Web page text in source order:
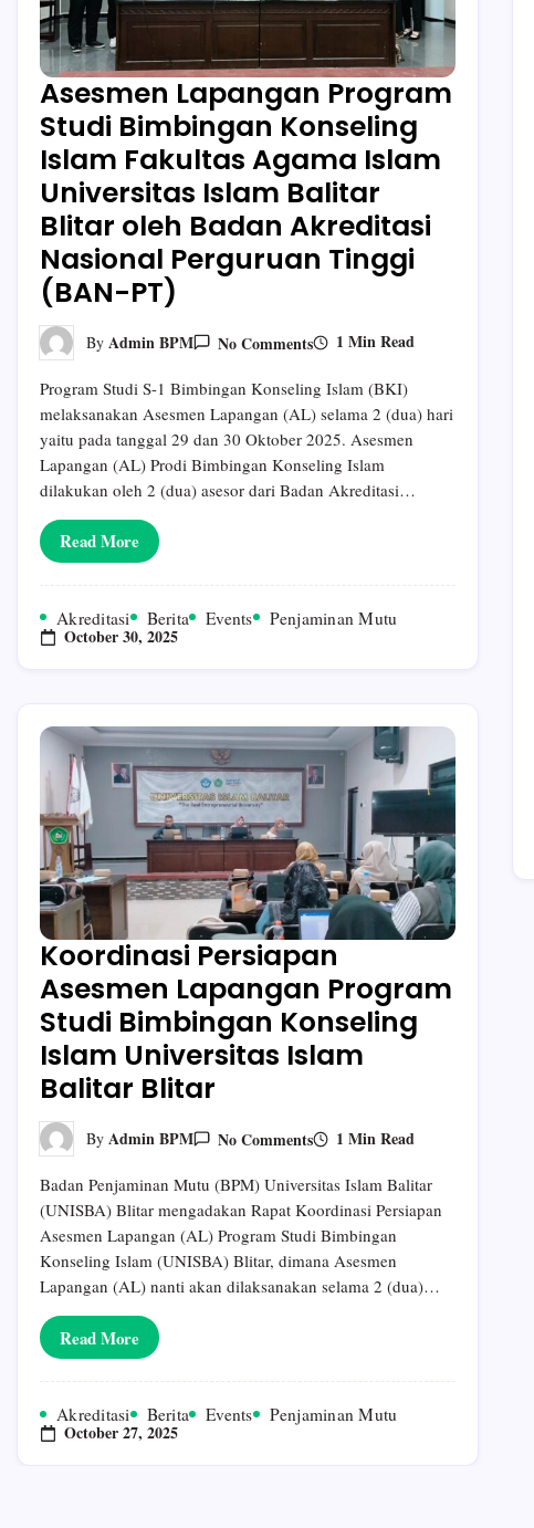
Asesmen Lapangan Program
Studi Bimbingan Konseling
Islam Fakultas Agama Islam
Universitas Islam Balitar
Blitar oleh Badan Akreditasi
Nasional Perguruan Tinggi
(BAN-PT)
By Admin BPM No CommentsOn
Asesmen
Program
Studi
Bimbingan
Konseling
Islam
Fakultas
Agama
Badan
PT)
1 Min Read
Program Studi S-1 Bimbingan Konseling Islam (BKI)
melaksanakan Asesmen Lapangan (AL) selama 2 (dua) hari
yaitu pada tanggal 29 dan 30 Oktober 2025. Asesmen
Lapangan (AL) Prodi Bimbingan Konseling Islam
dilakukan oleh 2 (dua) asesor dari Badan Akreditasi…
Read More
Akreditasi Berita Events Penjaminan Mutu
October 30, 2025
Koordinasi Persiapan
Asesmen Lapangan Program
Studi Bimbingan Konseling
Islam Universitas Islam
Balitar Blitar
By Admin BPM No CommentsOn
Koordinasi
Asesmen
Lapangan
Program
Studi
Bimbingan
Konseling
Islam
1 Min Read
Badan Penjaminan Mutu (BPM) Universitas Islam Balitar
(UNISBA) Blitar mengadakan Rapat Koordinasi Persiapan
Asesmen Lapangan (AL) Program Studi Bimbingan
Konseling Islam (UNISBA) Blitar, dimana Asesmen
Lapangan (AL) nanti akan dilaksanakan selama 2 (dua)…
Read More
Akreditasi Berita Events Penjaminan Mutu
October 27, 2025